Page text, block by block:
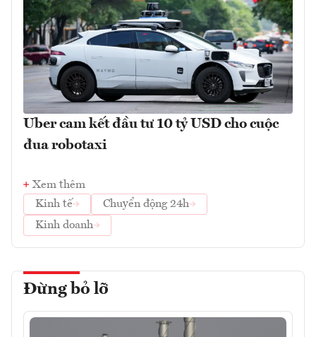
Uber cam kết đầu tư 10 tỷ USD cho cuộc
đua robotaxi
Xem thêm
Kinh tế
Chuyển động 24h
Kinh doanh
Đừng bỏ lỡ